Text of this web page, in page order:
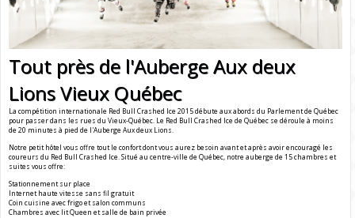
Tout près de l'Auberge Aux deux
Lions Vieux Québec
La compétition internationale Red Bull Crashed Ice 2015 débute aux abords du Parlement de Québec
pour passer dans les rues du Vieux-Québec. Le Red Bull Crashed Ice de Québec se déroule à moins
de 20 minutes à pied de l'Auberge Aux deux Lions.
Notre petit hôtel vous offre tout le confort dont vous aurez besoin avant et après avoir encouragé les
coureurs du Red Bull Crashed Ice. Situé au centre-ville de Québec, notre auberge de 15 chambres et
suites vous offre:
Stationnement sur place
Internet haute vitesse sans fil gratuit
Coin cuisine avec frigo et salon communs
Chambres avec lit Queen et salle de bain privée